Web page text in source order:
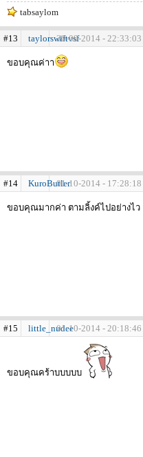
tabsaylom
#13 taylorswiftvsf30-09-2014 - 22:33:03
ขอบคุณค่าา
#14 KuroButler01-10-2014 - 17:28:18
ขอบคุณมากค่า ตามลิ้งค์ไปอย่างไว
#15 little_nudee01-10-2014 - 20:18:46
ขอบคุณคร้าบบบบบ